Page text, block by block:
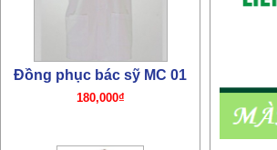
Đồng phục bác sỹ MC 01
180,000₫